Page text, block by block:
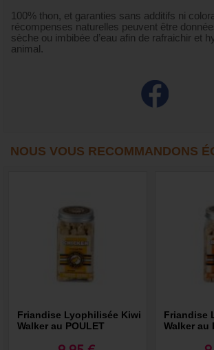
100% thon, et garanties sans additifs ni
récompenses naturelles peuvent être
sèche ou imbibée d’eau afin de rafraichir et
animal.
NOUS VOUS RECOMMANDONS
Friandise Lyophilisée Kiwi
Walker au POULET
Friandise
Walker au